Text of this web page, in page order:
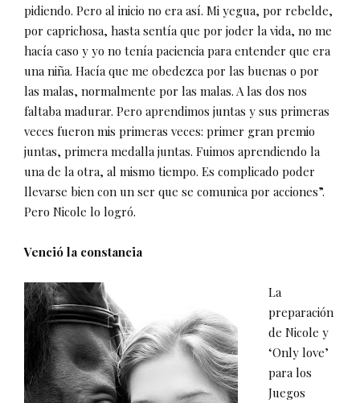
pidiendo. Pero al inicio no era así. Mi yegua, por rebelde,
por caprichosa, hasta sentía que por joder la vida, no me
hacía caso y yo no tenía paciencia para entender que era
una niña. Hacía que me obedezca por las buenas o por
las malas, normalmente por las malas. A las dos nos
faltaba madurar. Pero aprendimos juntas y sus primeras
veces fueron mis primeras veces: primer gran premio
juntas, primera medalla juntas. Fuimos aprendiendo la
una de la otra, al mismo tiempo. Es complicado poder
llevarse bien con un ser que se comunica por acciones”.
Pero Nicole lo logró.
Venció la constancia
La
preparación
de Nicole y
‘Only love’
para los
Juegos